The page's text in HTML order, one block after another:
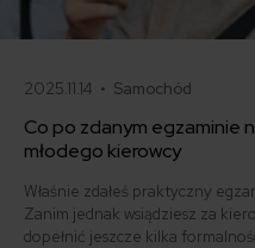
2025.11.14 • Samochód
Co po zdanym egzaminie
młodego kierowcy
Właśnie zdałeś praktyczny
Zanim jednak wsiądziesz za
dopełnić jeszcze kilka